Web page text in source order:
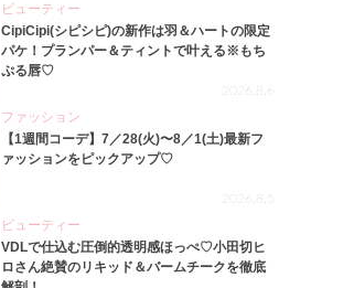
ビューティー
CipiCipi(シピシピ)の新作は羽＆ハートの限定
パケ！プランパー＆ティントで叶える※もち
ぷる唇♡
2026.8.6
ファッション
【1週間コーデ】7／28(火)〜8／1(土)最新フ
ァッションをピックアップ♡
2026.8.5
ビューティー
VDLで仕込む圧倒的透明感ほっぺ♡小田切ヒ
ロさん絶賛のリキッド＆バームチークを徹底